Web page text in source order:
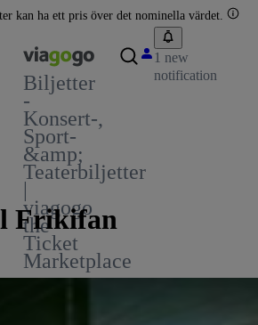
kan ha ett pris över det nominella värdet.
Biljetter
-
Konsert-,
Sport-
&amp;
Teaterbiljetter
|
viagogo
the
Ticket
Marketplace
1 new
notification
Frikifan